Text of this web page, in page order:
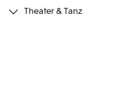
Theater & Tanz